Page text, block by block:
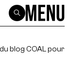
blog COALpour